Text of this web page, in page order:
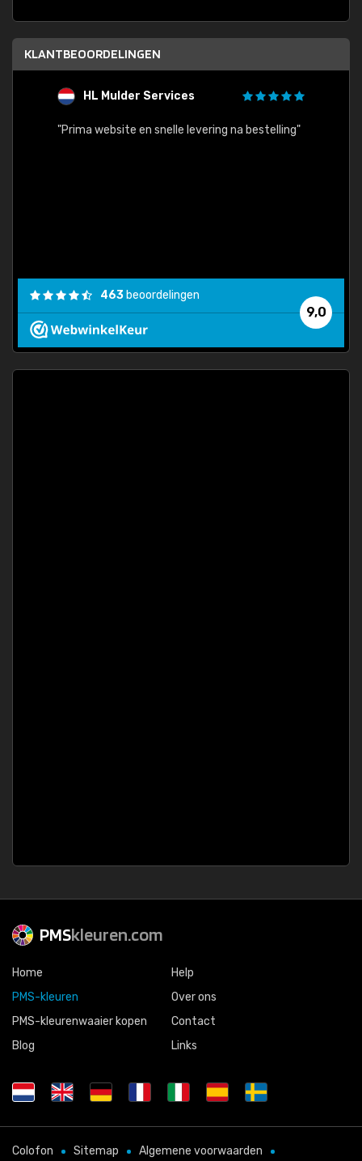
KLANTBEOORDELINGEN
HL Mulder Services
"Prima website en snelle levering na bestelling"
9,0
463 beoordelingen
PMSkleuren.com
Home
PMS-kleuren
PMS-kleurenwaaier kopen
Blog
Help
Over ons
Contact
Links
Colofon Sitemap Algemene voorwaarden